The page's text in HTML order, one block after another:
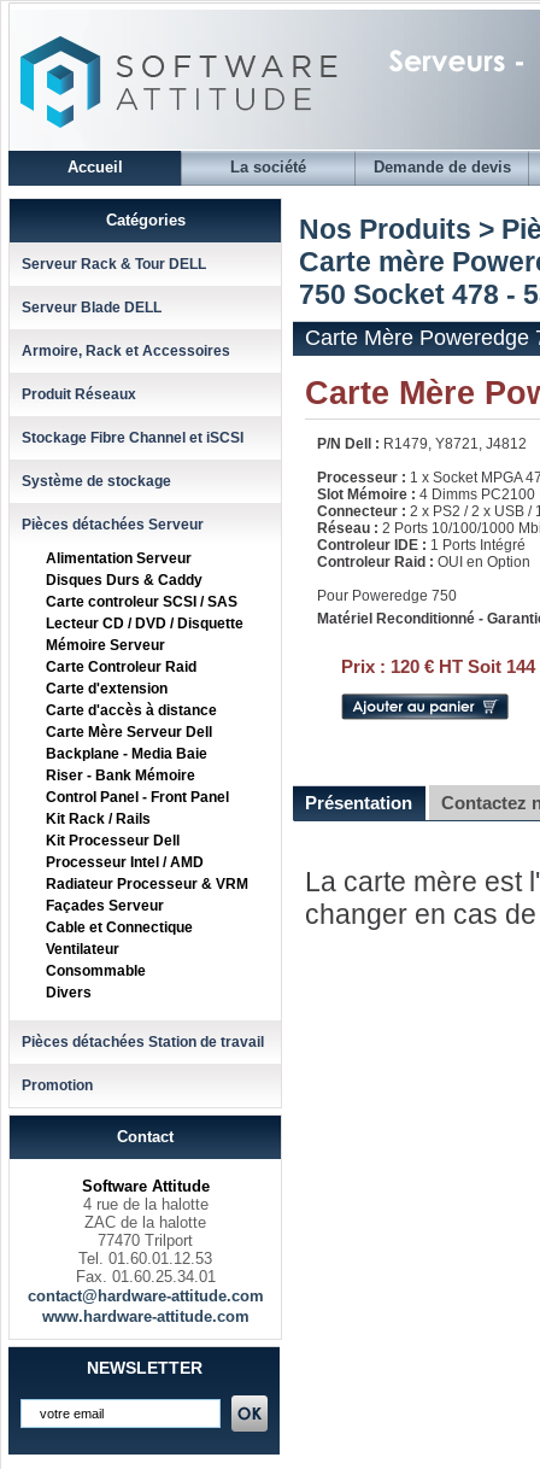
Accueil La société Demande de devis
Catégories
Serveur Rack & Tour DELL
Serveur Blade DELL
Armoire, Rack et Accessoires
Produit Réseaux
Stockage Fibre Channel et iSCSI
Système de stockage
Pièces détachées Serveur
Alimentation Serveur
Disques Durs & Caddy
Carte controleur SCSI / SAS
Lecteur CD / DVD / Disquette
Mémoire Serveur
Carte Controleur Raid
Carte d'extension
Carte d'accès à distance
Carte Mère Serveur Dell
Backplane - Media Baie
Riser - Bank Mémoire
Control Panel - Front Panel
Kit Rack / Rails
Kit Processeur Dell
Processeur Intel / AMD
Radiateur Processeur & VRM
Façades Serveur
Cable et Connectique
Ventilateur
Consommable
Divers
Pièces détachées Station de travail
Promotion
Contact
Software Attitude
4 rue de la halotte
ZAC de la halotte
77470 Trilport
Tel. 01.60.01.12.53
Fax. 01.60.25.34.01
contact@hardware-attitude.com
www.hardware-attitude.com
NEWSLETTER
Nos Produits >
Carte mère
750 Socket 478 -
Carte Mère Poweredge
Carte Mère
P/N Dell : R1479, Y8721, J4812
Processeur : 1 x Socket MPGA
Slot Mémoire : 4 Dimms PC2100
Connecteur : 2 x PS2 / 2 x USB /
Réseau : 2 Ports 10/100/1000
Controleur IDE : 1 Ports Intégré
Controleur Raid : OUI en Option
Pour Poweredge 750
Matériel Reconditionné -
Prix : 120 € HT Soit 144
Présentation Contactez
La carte mère est
changer en cas